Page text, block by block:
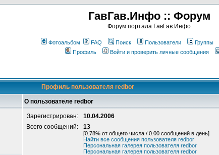
ГавГав.Инфо :: Форум
Форум портала ГавГав.Инфо
Фотоальбом FAQ Поиск Пользователи Группы
Профиль
Войти и проверить личные сообщения
Профиль пользователя redbor
О пользователе redbor
Зарегистрирован:
10.04.2006
Всего сообщений:
13
[0.78% от общего числа / 0.00 сообщений в день]
Найти все сообщения пользователя redbor
Персональная галерея пользователя redbor
Персональная галерея пользователя redbor